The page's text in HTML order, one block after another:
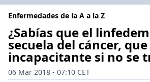
Enfermedades de la A a la Z
¿Sabías que el
secuela del cáncer,
incapacitante si no se
06 Mar 2018 - 07:10 CET